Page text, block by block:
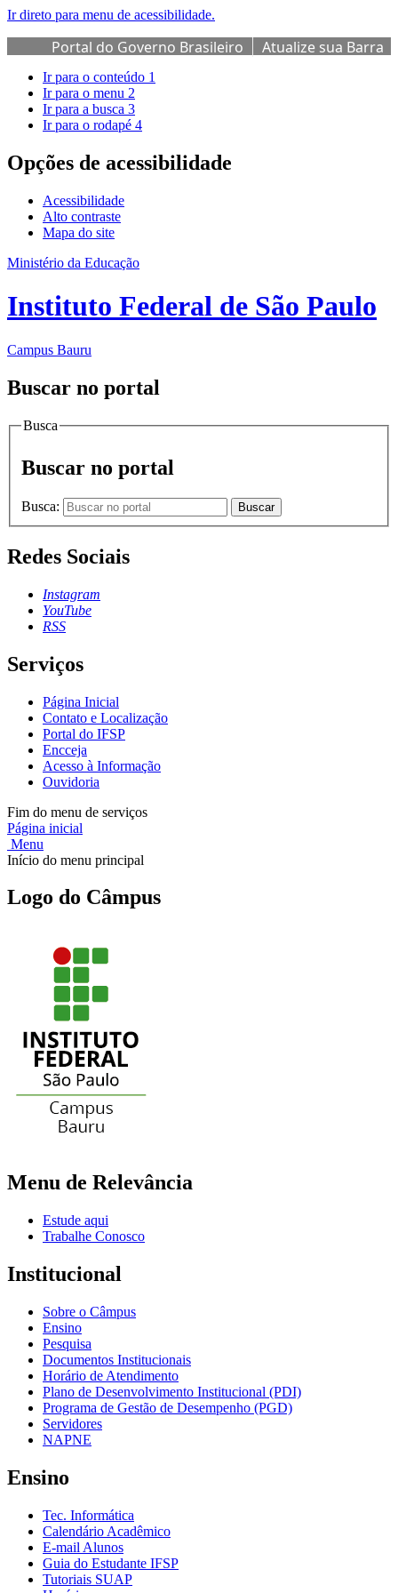
Ir direto para menu de acessibilidade.
Portal do Governo Brasileiro
Atualize sua Barra
de Governo
Ir para o conteúdo 1
Ir para o menu 2
Ir para a busca 3
Ir para o rodapé 4
Opções de acessibilidade
Acessibilidade
Alto contraste
Mapa do site
Ministério da Educação
Instituto Federal de São Paulo
Campus Bauru
Buscar no portal
Busca
Buscar no portal
Busca: Buscar
Redes Sociais
Instagram
YouTube
RSS
Serviços
Página Inicial
Contato e Localização
Portal do IFSP
Encceja
Acesso à Informação
Ouvidoria
Fim do menu de serviços
Página inicial
Menu
Início do menu principal
Logo do Câmpus
Menu de Relevância
Estude aqui
Trabalhe Conosco
Institucional
Sobre o Câmpus
Ensino
Pesquisa
Documentos Institucionais
Horário de Atendimento
Plano de Desenvolvimento Institucional (PDI)
Programa de Gestão de Desempenho (PGD)
Servidores
NAPNE
Ensino
Tec. Informática
Calendário Acadêmico
E-mail Alunos
Guia do Estudante IFSP
Tutoriais SUAP